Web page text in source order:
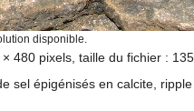
disponible.
480 pixels, taille du fichier :
sel épigénisés en calcite,